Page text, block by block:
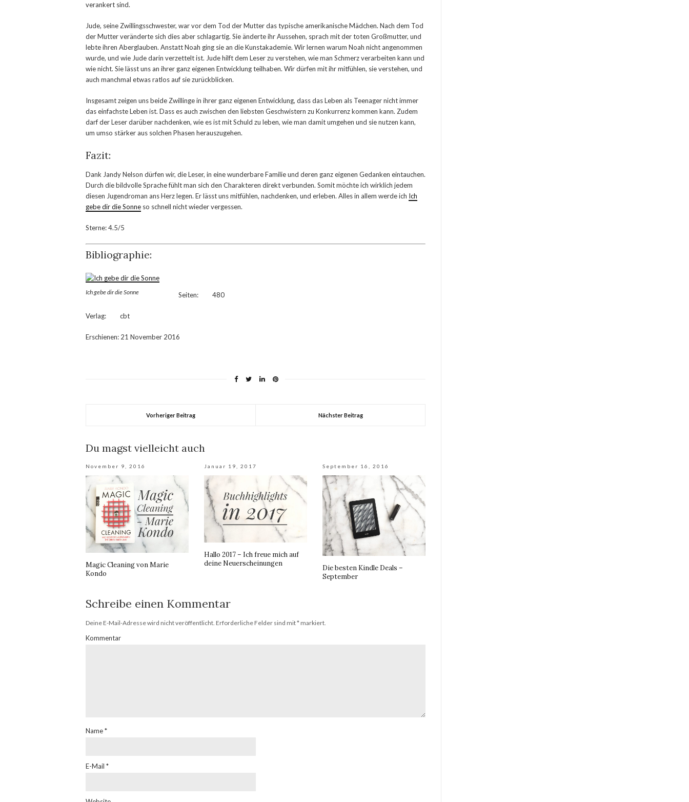
verankert sind.
Jude, seine Zwillingsschwester, war vor dem Tod der Mutter das typische amerikanische Mädchen. Nach dem Tod
der Mutter veränderte sich dies aber schlagartig. Sie änderte ihr Aussehen, sprach mit der toten Großmutter, und
lebte ihren Aberglauben. Anstatt Noah ging sie an die Kunstakademie. Wir lernen warum Noah nicht angenommen
wurde, und wie Jude darin verzettelt ist. Jude hilft dem Leser zu verstehen, wie man Schmerz verarbeiten kann und
wie nicht. Sie lässt uns an ihrer ganz eigenen Entwicklung teilhaben. Wir dürfen mit ihr mitfühlen, sie verstehen, und
auch manchmal etwas ratlos auf sie zurückblicken.
Insgesamt zeigen uns beide Zwillinge in ihrer ganz eigenen Entwicklung, dass das Leben als Teenager nicht immer
das einfachste Leben ist. Dass es auch zwischen den liebsten Geschwistern zu Konkurrenz kommen kann. Zudem
darf der Leser darüber nachdenken, wie es ist mit Schuld zu leben, wie man damit umgehen und sie nutzen kann,
um umso stärker aus solchen Phasen herauszugehen.
Fazit:
Dank Jandy Nelson dürfen wir, die Leser, in eine wunderbare Familie und deren ganz eigenen Gedanken eintauchen.
Durch die bildvolle Sprache fühlt man sich den Charakteren direkt verbunden. Somit möchte ich wirklich jedem
diesen Jugendroman ans Herz legen. Er lässt uns mitfühlen, nachdenken, und erleben. Alles in allem werde ich Ich
gebe dir die Sonne so schnell nicht wieder vergessen.
Sterne: 4.5/5
Bibliographie:
Ich gebe dir die Sonne Seiten: 480
Verlag: cbt
Erschienen: 21 November 2016
Vorheriger Beitrag Nächster Beitrag
Du magst vielleicht auch
November 9, 2016
Magic Cleaning von Marie
Kondo
Januar 19, 2017
Hallo 2017 – Ich freue mich auf
deine Neuerscheinungen
September 16, 2016
Die besten Kindle Deals –
September
Schreibe einen Kommentar
Deine E-Mail-Adresse wird nicht veröffentlicht. Erforderliche Felder sind mit*markiert.
Kommentar
Name*
E-Mail *